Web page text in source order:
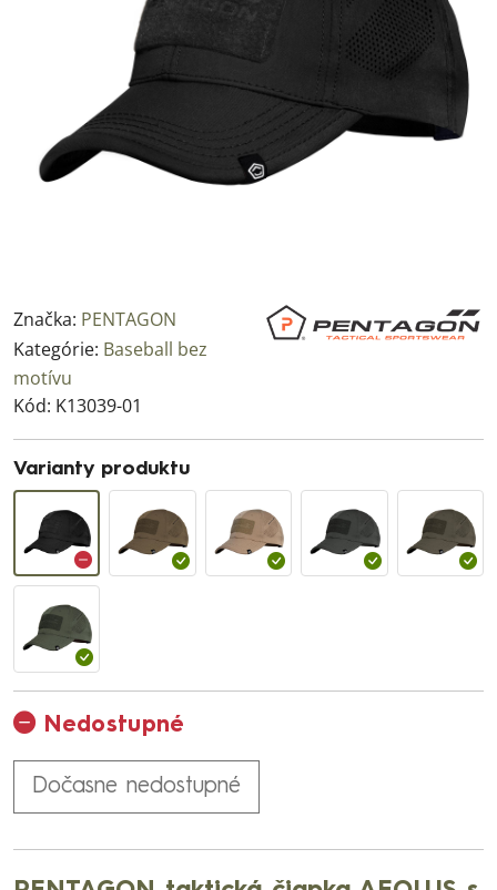
Značka: PENTAGON
Kategórie: Baseball bez
motívu
Kód: K13039-01
Varianty produktu
Nedostupné
Dočasne nedostupné